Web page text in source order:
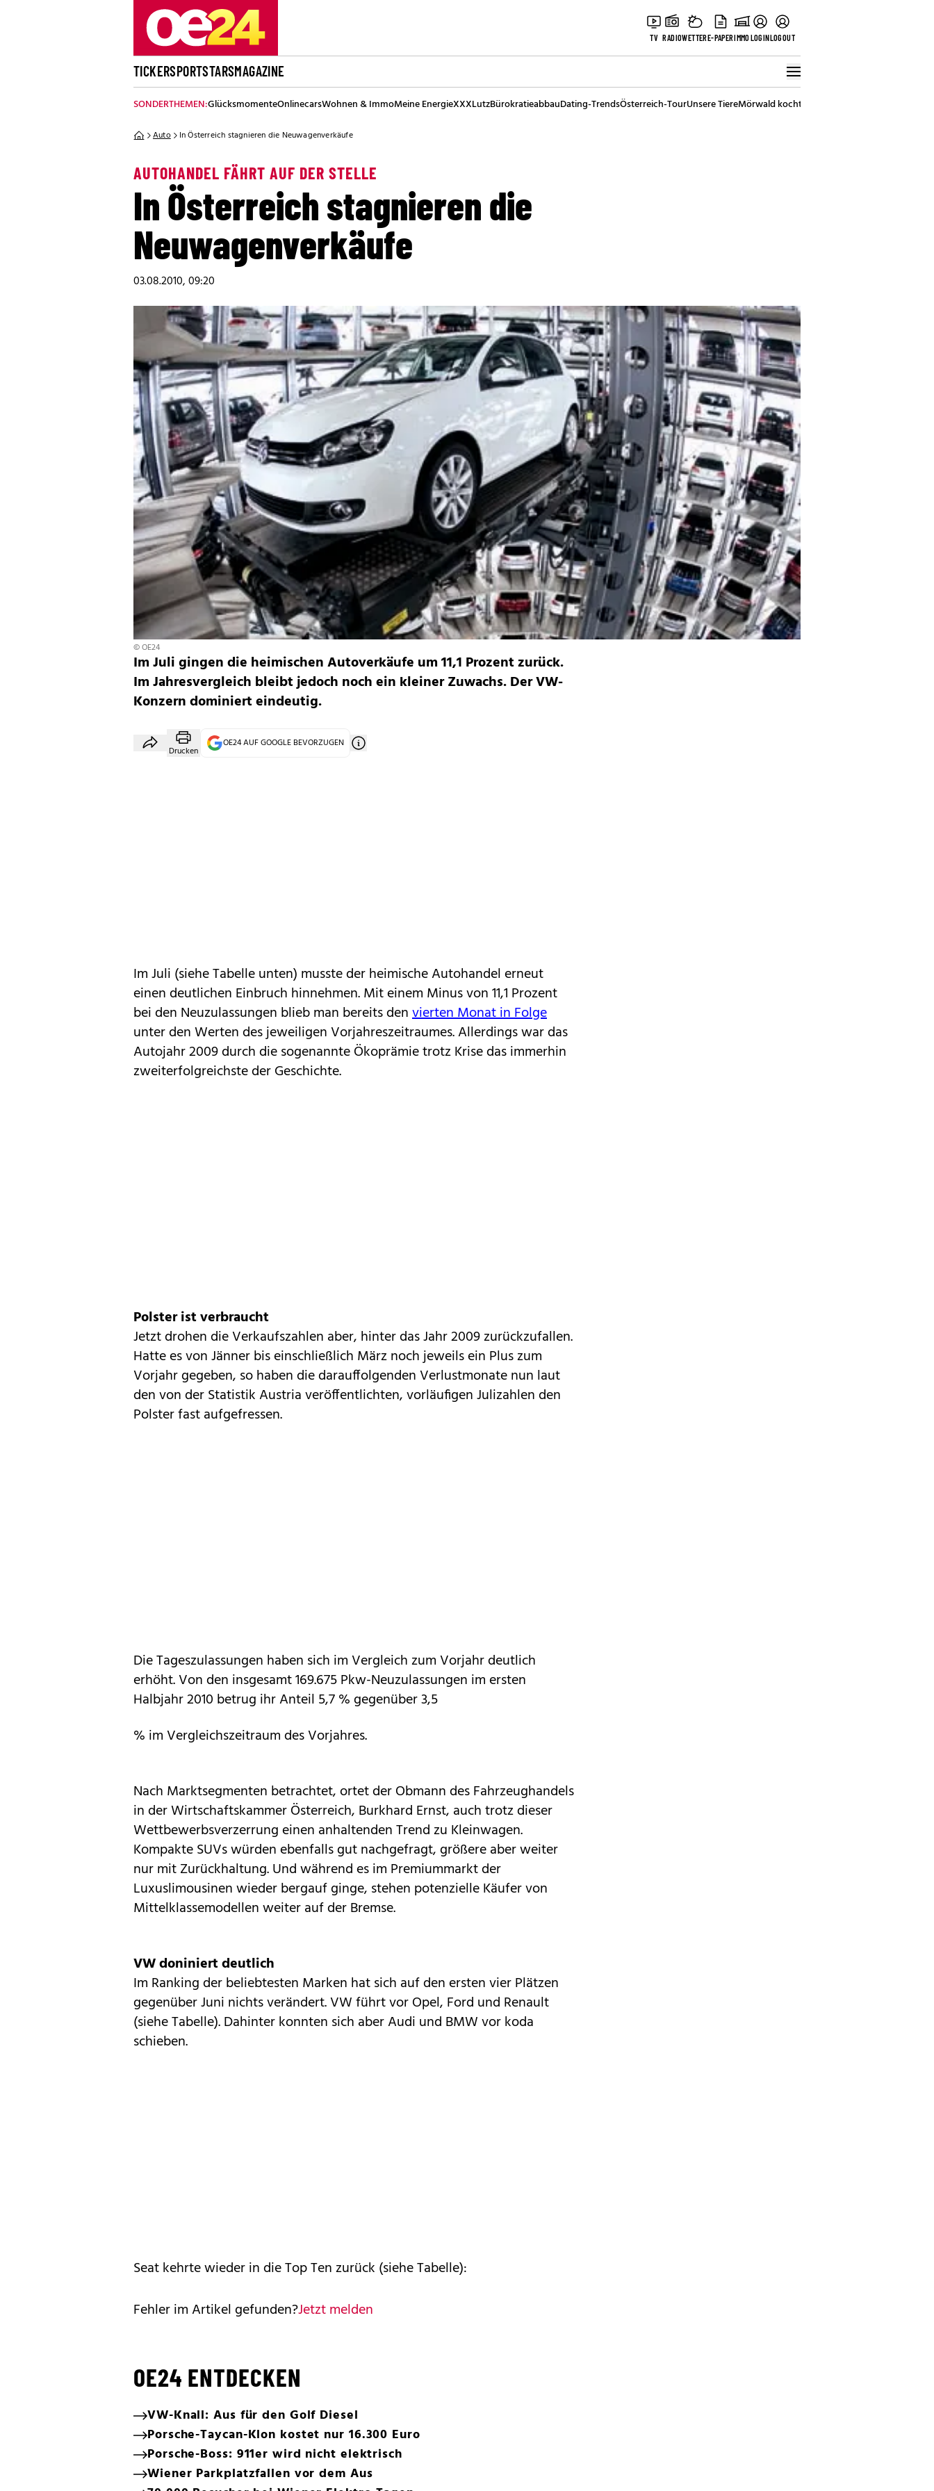
TV RADIOWETTERE-PAPERIMMOLOGINLOGOUT
TICKERSPORTSTARSMAGAZINE
SONDERTHEMEN:GlücksmomenteOnlinecarsWohnen & ImmoMeine EnergieXXXLutzBürokratieabbauDating-TrendsÖsterreich-TourUnsere TiereMörwald kocht
Auto In Österreich stagnieren die Neuwagenverkäufe
AUTOHANDEL FÄHRT AUF DER STELLE
In Österreich stagnieren die
Neuwagenverkäufe
03.08.2010, 09:20
© OE24
Im Juli gingen die heimischen Autoverkäufe um 11,1 Prozent zurück.
Im Jahresvergleich bleibt jedoch noch ein kleiner Zuwachs. Der VW-
Konzern dominiert eindeutig.
Drucken
OE24 AUF GOOGLE BEVORZUGEN
Im Juli (siehe Tabelle unten) musste der heimische Autohandel erneut
einen deutlichen Einbruch hinnehmen. Mit einem Minus von 11,1 Prozent
bei den Neuzulassungen blieb man bereits denvierten Monat in Folge
unter den Werten des jeweiligen Vorjahreszeitraumes. Allerdings war das
Autojahr 2009 durch die sogenannte Ökoprämie trotz Krise das immerhin
zweiterfolgreichste der Geschichte.
Polster ist verbraucht
Jetzt drohen die Verkaufszahlen aber, hinter das Jahr 2009 zurückzufallen.
Hatte es von Jänner bis einschließlich März noch jeweils ein Plus zum
Vorjahr gegeben, so haben die darauffolgenden Verlustmonate nun laut
den von der Statistik Austria veröffentlichten, vorläufigen Julizahlen den
Polster fast aufgefressen.
Die Tageszulassungen haben sich im Vergleich zum Vorjahr deutlich
erhöht. Von den insgesamt 169.675 Pkw-Neuzulassungen im ersten
Halbjahr 2010 betrug ihr Anteil 5,7 % gegenüber 3,5
% im Vergleichszeitraum des Vorjahres.
Nach Marktsegmenten betrachtet, ortet der Obmann des Fahrzeughandels
in der Wirtschaftskammer Österreich, Burkhard Ernst, auch trotz dieser
Wettbewerbsverzerrung einen anhaltenden Trend zu Kleinwagen.
Kompakte SUVs würden ebenfalls gut nachgefragt, größere aber weiter
nur mit Zurückhaltung. Und während es im Premiummarkt der
Luxuslimousinen wieder bergauf ginge, stehen potenzielle Käufer von
Mittelklassemodellen weiter auf der Bremse.
VW doniniert deutlich
Im Ranking der beliebtesten Marken hat sich auf den ersten vier Plätzen
gegenüber Juni nichts verändert. VW führt vor Opel, Ford und Renault
(siehe Tabelle). Dahinter konnten sich aber Audi und BMW vor koda
schieben.
Seat kehrte wieder in die Top Ten zurück (siehe Tabelle):
Fehler im Artikel gefunden?Jetzt melden
OE24 ENTDECKEN
VW-Knall: Aus für den Golf Diesel
Porsche-Taycan-Klon kostet nur 16.300 Euro
Porsche-Boss: 911er wird nicht elektrisch
Wiener Parkplatzfallen vor dem Aus